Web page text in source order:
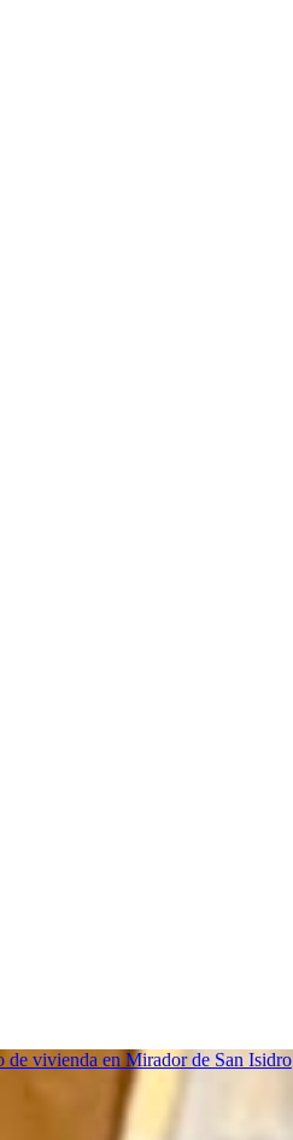
de vivienda en Mirador de San Isidro